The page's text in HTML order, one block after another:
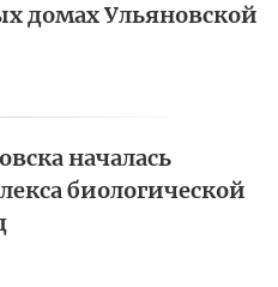
домах Ульяновской
началась
биологической